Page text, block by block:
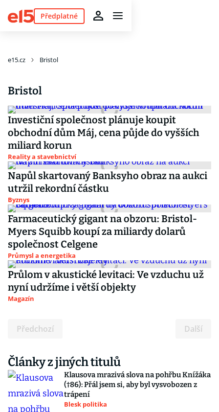
Předplatné
e15.cz Bristol
Bristol
Investiční společnost plánuje koupit
obchodní dům Máj, cena půjde do vyšších
miliard korun
Reality a stavebnictví
Napůl skartovaný Banksyho obraz na aukci
utržil rekordní částku
Byznys
Farmaceutický gigant na obzoru: Bristol-
Myers Squibb koupí za miliardy dolarů
společnost Celgene
Průmysl a energetika
Průlom v akustické levitaci: Ve vzduchu už
nyní udržíme i větší objekty
Magazín
Předchozí Další
Články z jiných titulů
Klausova mrazivá slova na pohřbu Knížáka
(†86): Přál jsem si, aby byl vysvobozen z
trápení
Blesk politika